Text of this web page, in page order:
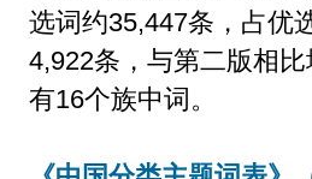
选词约35,447条，占优
4,922条，与第二版相
有16个族中词。